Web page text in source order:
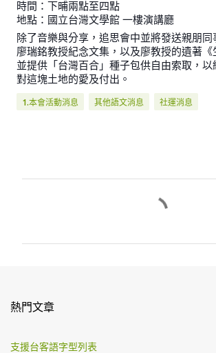
時間：下晡兩點至四點
地點：國立台灣文學館 一樓演講廳
除了音樂與分享，追思會中並將發送親朋同
廖瑞銘教授紀念文集，以及廖教授的遺著《
並提供「台灣百合」種子包供自由索取，以
對這塊土地的愛及付出。
1.本會活動消息 其他語文消息 社運消息
熱門文章
支援台客語字型列表